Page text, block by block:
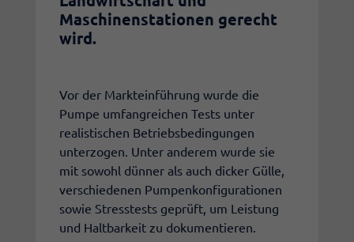
Maschinenstationen gerecht
wird.
Vor der Markteinführung wurde die
Pumpe umfangreichen Tests unter
realistischen Betriebsbedingungen
unterzogen. Unter anderem wurde sie
mit sowohl dünner als auch dicker Gülle,
verschiedenen Pumpenkonfigurationen
sowie Stresstests geprüft, um Leistung
und Haltbarkeit zu dokumentieren.